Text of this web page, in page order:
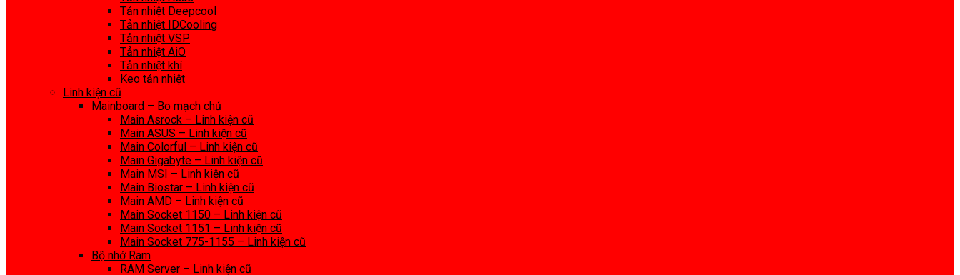
Tản nhiệt Deepcool
Tản nhiệt IDCooling
Tản nhiệt VSP
Tản nhiệt AiO
Tản nhiệt khí
Keo tản nhiệt
Linh kiện cũ
Mainboard – Bo mạch chủ
Main Asrock – Linh kiện cũ
Main ASUS – Linh kiện cũ
Main Colorful – Linh kiện cũ
Main Gigabyte – Linh kiện cũ
Main MSI – Linh kiện cũ
Main Biostar – Linh kiện cũ
Main AMD – Linh kiện cũ
Main Socket 1150 – Linh kiện cũ
Main Socket 1151 – Linh kiện cũ
Main Socket 775-1155 – Linh kiện cũ
Bộ nhớ Ram
RAM Server – Linh kiện cũ